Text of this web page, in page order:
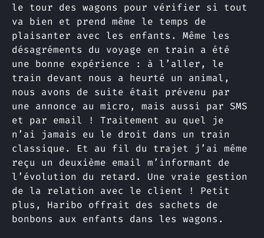
le tour des wagons pour vérifier si tout
va bien et prend même le temps de
plaisanter avec les enfants. Même les
désagréments du voyage en train a été
une bonne expérience : à l’aller, le
train devant nous a heurté un animal,
nous avons de suite était prévenu par
une annonce au micro, mais aussi par SMS
et par email ! Traitement au quel je
n’ai jamais eu le droit dans un train
classique. Et au fil du trajet j’ai même
reçu un deuxième email m’informant de
l’évolution du retard. Une vraie gestion
de la relation avec le client ! Petit
plus, Haribo offrait des sachets de
bonbons aux enfants dans les wagons.